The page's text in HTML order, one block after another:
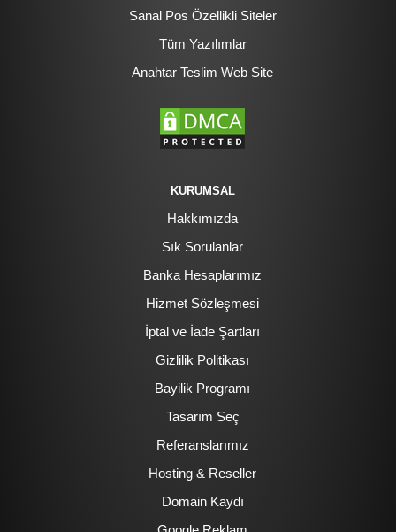
Sanal Pos Özellikli Siteler
Tüm Yazılımlar
Anahtar Teslim Web Site
KURUMSAL
Hakkımızda
Sık Sorulanlar
Banka Hesaplarımız
Hizmet Sözleşmesi
İptal ve İade Şartları
Gizlilik Politikası
Bayilik Programı
Tasarım Seç
Referanslarımız
Hosting & Reseller
Domain Kaydı